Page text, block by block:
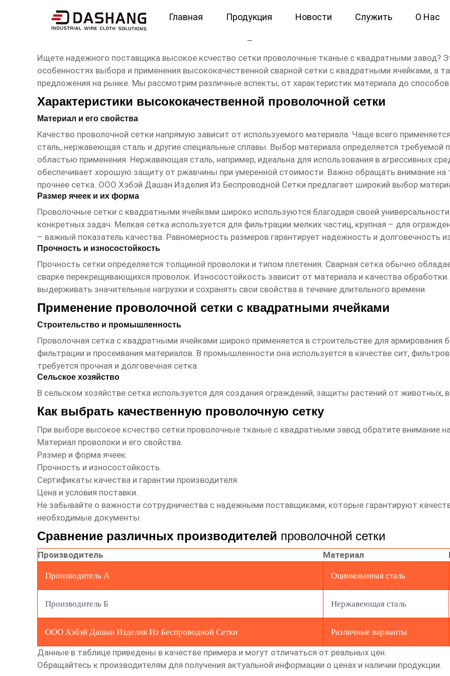
Главная Продукция Новости Служить О Нас
высокое ксчество сетки проволочные тканые с
Ищете надежного поставщика высокое ксчество сетки проволочные тканые с квадратными завод?
особенностях выбора и применения высококачественной сварной сетки с квадратными ячейками, а
предложения на рынке. Мы рассмотрим различные аспекты, от характеристик материала до
Характеристики высококачественной проволочной сетки
Материал и его свойства
Качество проволочной сетки напрямую зависит от используемого материала. Чаще всего
сталь, нержавеющая сталь и другие специальные сплавы. Выбор материала определяется
областью применения. Нержавеющая сталь, например, идеальна для использования в агрессивных
обеспечивает хорошую защиту от ржавчины при умеренной стоимости. Важно обращать внимание
прочнее сетка. ООО Хэбэй Дашан Изделия Из Беспроводной Сетки предлагает широкий выбор
Размер ячеек и их форма
Проволочные сетки с квадратными ячейками широко используются благодаря своей
конкретных задач. Мелкая сетка используется для фильтрации мелких частиц, крупная – для
– важный показатель качества. Равномерность размеров гарантирует надежность и долговечность
Прочность и износостойкость
Прочность сетки определяется толщиной проволоки и типом плетения. Сварная сетка обычно
сварке перекрещивающихся проволок. Износостойкость зависит от материала и качества
выдерживать значительные нагрузки и сохранять свои свойства в течение длительного времени.
Применение проволочной сетки с квадратными ячейками
Строительство и промышленность
Проволочная сетка с квадратными ячейками широко применяется в строительстве для армирования
фильтрации и просеивания материалов. В промышленности она используется в качестве сит,
требуется прочная и долговечная сетка.
Сельское хозяйство
В сельском хозяйстве сетка используется для создания ограждений, защиты растений от животных,
Как выбрать качественную проволочную сетку
При выборе высокое ксчество сетки проволочные тканые с квадратными заводобратите внимание
Материал проволоки и его свойства.
Размер и форма ячеек.
Прочность и износостойкость.
Сертификаты качества и гарантии производителя.
Цена и условия поставки.
Не забывайте о важности сотрудничества с надежными поставщиками, которые гарантируют
необходимые документы.
Сравнение различных производителей проволочной сетки
Производитель Материал
Производитель А Оцинкованная сталь
Производитель Б Нержавеющая сталь
ООО Хэбэй Дашан Изделия Из Беспроводной Сетки Различные варианты
Данные в таблице приведены в качестве примера и могут отличаться от реальных цен.
Обращайтесь к производителям для получения актуальной информации о ценах и наличии продукции.